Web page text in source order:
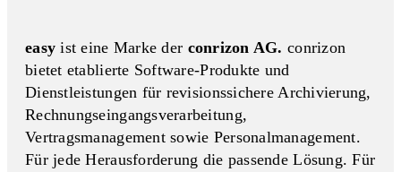
easyist eine Marke der conrizon AG. conrizon
bietet etablierte Software-Produkte und
Dienstleistungen für revisionssichere Archivierung,
Rechnungseingangs­verarbeitung,
Vertragsmanagement sowie Personalmanagement.
Für jede Herausforderung die passende Lösung. Für